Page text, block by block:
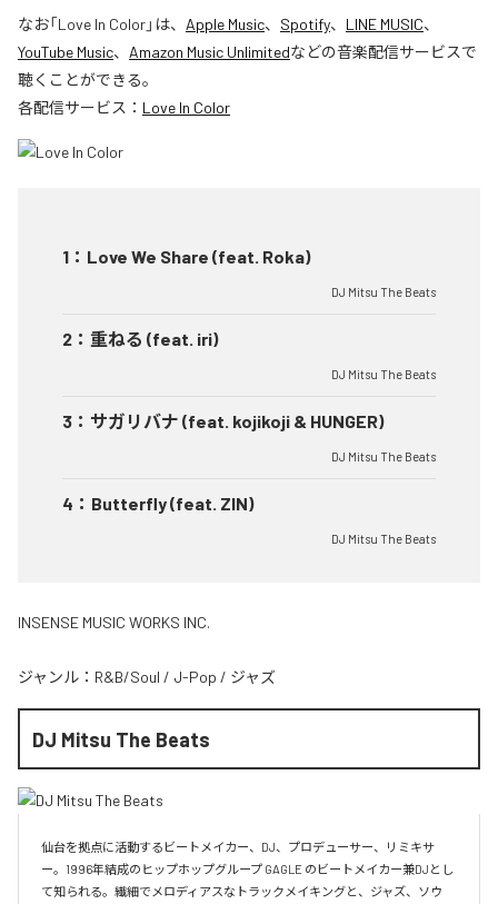
なお「Love In Color」は、 Apple Music、 Spotify、 LINE MUSIC、
YouTube Music、 Amazon Music Unlimitedなどの音楽配信サービスで
聴くことができる。
各配信サービス： Love In Color
1 ： Love We Share (feat. Roka)
DJ Mitsu The Beats
2 ： 重ねる (feat. iri)
DJ Mitsu The Beats
3 ： サガリバナ (feat. kojikoji & HUNGER)
DJ Mitsu The Beats
4 ： Butterfly (feat. ZIN)
DJ Mitsu The Beats
INSENSE MUSIC WORKS INC.
ジャンル： R&B/Soul / J-Pop / ジャズ
DJ Mitsu The Beats
仙台を拠点に活動するビートメイカー、DJ、プロデューサー、リミキサ
ー。1996年結成のヒップホップグループ GAGLE のビートメイカー兼DJとし
て知られる。繊細でメロディアスなトラックメイキングと、ジャズ、ソウ